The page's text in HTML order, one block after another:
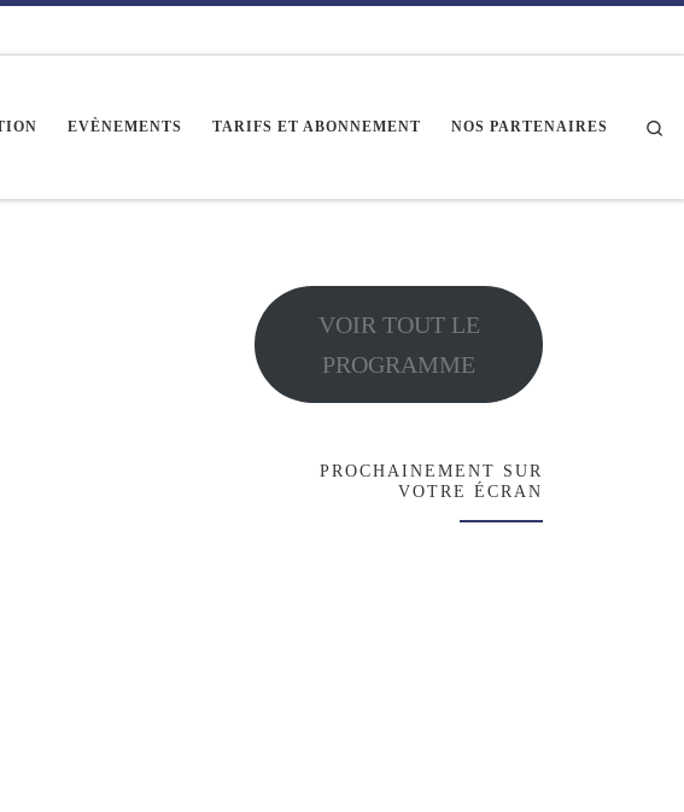
EVÈNEMENTS TARIFS ET ABONNEMENT NOS PARTENAIRES
VOIR TOUT LE
PROGRAMME
PROCHAINEMENT SUR
VOTRE ÉCRAN